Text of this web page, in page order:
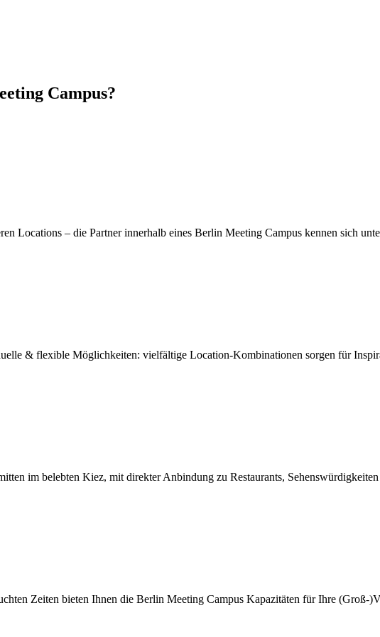
Campus?
Locations – die Partner innerhalb eines Berlin Meeting Campus kennen sich
& flexible Möglichkeiten: vielfältige Location-Kombinationen sorgen für
im belebten Kiez, mit direkter Anbindung zu Restaurants,
Zeiten bieten Ihnen die Berlin Meeting Campus Kapazitäten für Ihre (Groß-